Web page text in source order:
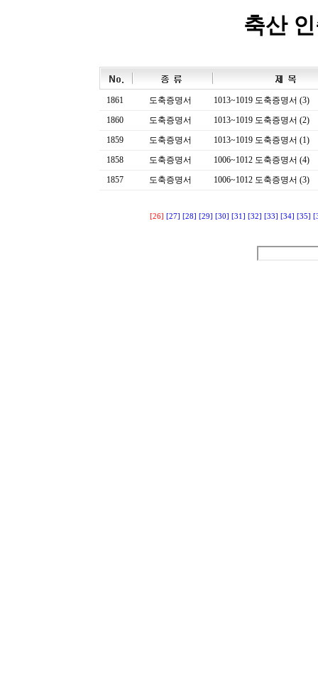
축산
1861 도축증명서
1013~1019 도축증명서 (3)
1860
도축증명서
1013~1019 도축증명서 (2)
1859
도축증명서
1013~1019 도축증명서 (1)
1858
도축증명서
1006~1012 도축증명서 (4)
1857
도축증명서 1006~1012 도축증명서 (3)
[26] [27] [28] [29] [30] [31] [32] [33] [34] [35]